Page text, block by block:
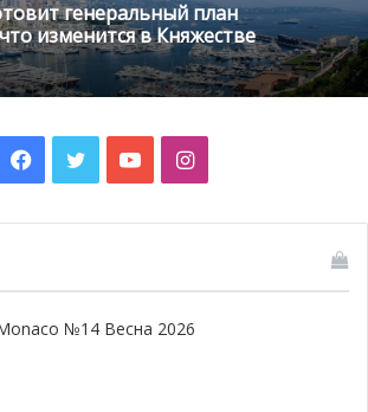
генеральный план
изменится в Княжестве
Facebook
TwitterYouTubeInstagram
№14 Весна 2026